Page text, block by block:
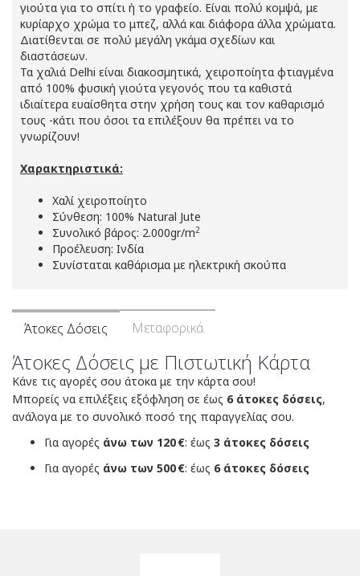
γιούτα για το σπίτι ή το γραφείο. Είναι πολύ κομψά, με
κυρίαρχο χρώμα το μπεζ, αλλά και διάφορα άλλα χρώματα.
Διατίθενται σε πολύ μεγάλη γκάμα σχεδίων και
διαστάσεων.
Τα χαλιά Delhi είναι διακοσμητικά, χειροποίητα φτιαγμένα
από 100% φυσική γιούτα γεγονός που τα καθιστά
ιδιαίτερα ευαίσθητα στην χρήση τους και τον καθαρισμό
τους -κάτι που όσοι τα επιλέξουν θα πρέπει να το
γνωρίζουν!
Χαρακτηριστικά:
Χαλί χειροποίητο
Σύνθεση: 100% Natural Jute
Συνολικό βάρος: 2.000gr/m2
Προέλευση: Ινδία
Συνίσταται καθάρισμα με ηλεκτρική σκούπα
Άτοκες Δόσεις Μεταφορικά
Άτοκες Δόσεις με Πιστωτική Κάρτα
Κάνε τις αγορές σου άτοκα με την κάρτα σου!
Μπορείς να επιλέξεις εξόφληση σε έως 6 άτοκες δόσεις,
ανάλογα με το συνολικό ποσό της παραγγελίας σου.
Για αγορές άνω των 120 €: έως 3 άτοκες δόσεις
Για αγορές άνω των 500 €: έως 6 άτοκες δόσεις